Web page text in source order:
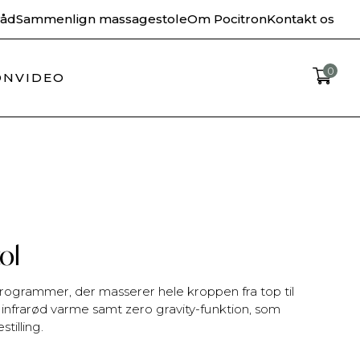
Dansk Webshop
Sammenlign massagestoleOm PocitronKontakt os
VIDEO 0
der masserer hele kroppen fra top til
varme samt zero gravity-funktion, som